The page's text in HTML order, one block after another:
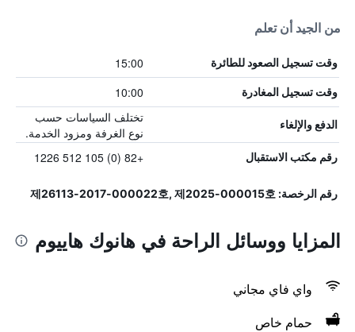
من الجيد أن تعلم
وقت تسجيل الصعود للطائرة 15:00
وقت تسجيل المغادرة 10:00
الدفع والإلغاء
تختلف السياسات حسب
نوع الغرفة ومزود الخدمة.
رقم مكتب الاستقبال +82 (0) 105 512 1226
رقم الرخصة: 제26113-2017-000022호, 제2025-000015호
المزايا ووسائل الراحة في هانوك هاييوم
واي فاي مجاني
حمام خاص